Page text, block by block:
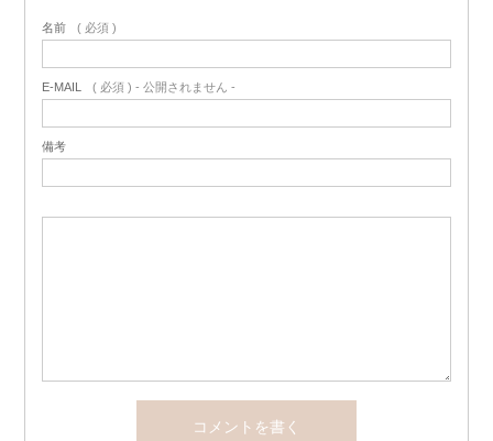
名前 ( 必須 )
E-MAIL ( 必須 ) - 公開されません -
備考